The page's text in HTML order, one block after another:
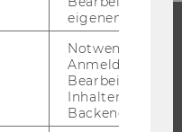
eigenen Profils.
Notwendig für
Anmeldung und
Bearbeitung von
Inhalten im
Backend.